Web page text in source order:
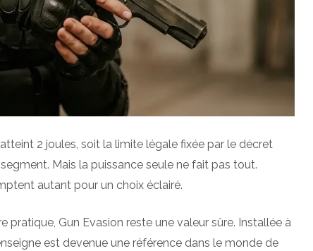
2 joules, soit la limite légale fixée par le décret
Mais la puissance seule ne fait pas tout.
autant pour un choix éclairé.
pratique, Gun Evasion reste une valeur sûre. Installée à
est devenue une référence dans le monde de